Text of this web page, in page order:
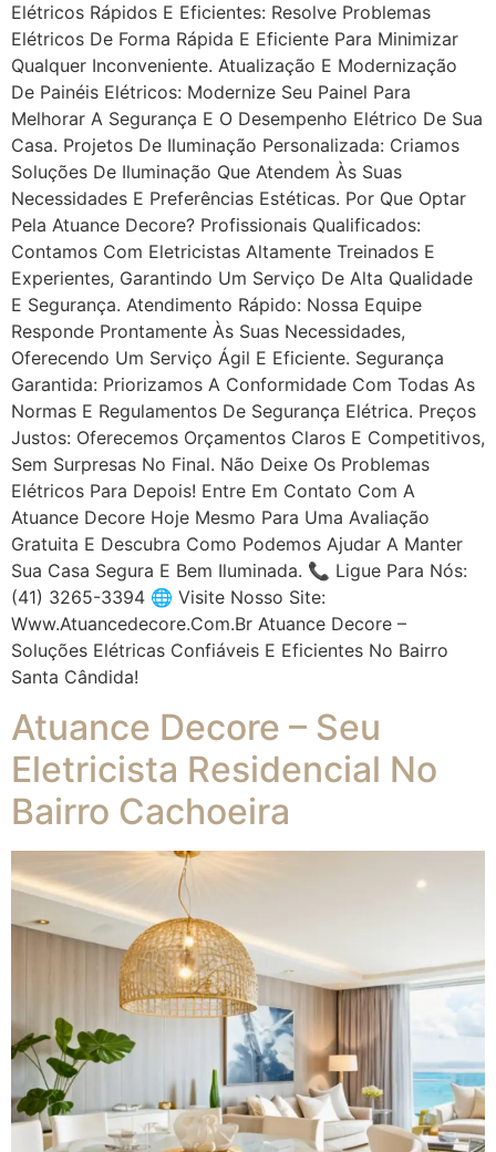
Elétricos Rápidos E Eficientes: Resolve Problemas
Elétricos De Forma Rápida E Eficiente Para Minimizar
Qualquer Inconveniente. Atualização E Modernização
De Painéis Elétricos: Modernize Seu Painel Para
Melhorar A Segurança E O Desempenho Elétrico De Sua
Casa. Projetos De Iluminação Personalizada: Criamos
Soluções De Iluminação Que Atendem Às Suas
Necessidades E Preferências Estéticas. Por Que Optar
Pela Atuance Decore? Profissionais Qualificados:
Contamos Com Eletricistas Altamente Treinados E
Experientes, Garantindo Um Serviço De Alta Qualidade
E Segurança. Atendimento Rápido: Nossa Equipe
Responde Prontamente Às Suas Necessidades,
Oferecendo Um Serviço Ágil E Eficiente. Segurança
Garantida: Priorizamos A Conformidade Com Todas As
Normas E Regulamentos De Segurança Elétrica. Preços
Justos: Oferecemos Orçamentos Claros E Competitivos,
Sem Surpresas No Final. Não Deixe Os Problemas
Elétricos Para Depois! Entre Em Contato Com A
Atuance Decore Hoje Mesmo Para Uma Avaliação
Gratuita E Descubra Como Podemos Ajudar A Manter
Sua Casa Segura E Bem Iluminada. 📞 Ligue Para Nós:
(41) 3265-3394 🌐 Visite Nosso Site:
Www.atuancedecore.com.br Atuance Decore –
Soluções Elétricas Confiáveis E Eficientes No Bairro
Santa Cândida!
Atuance Decore – Seu
Eletricista Residencial No
Bairro Cachoeira